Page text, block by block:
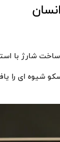
شارژ با
شیوه ای را